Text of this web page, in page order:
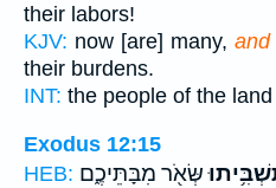
their labors!
KJV: now [are] many,and
their burdens.
INT: the people of the land
Exodus 12:15
HEB: שְּׂאֹ֖ר מִבָּתֵּיכֶ֑ם